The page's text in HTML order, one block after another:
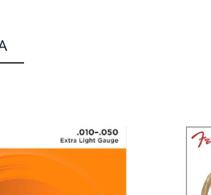
La Bella VSA1252